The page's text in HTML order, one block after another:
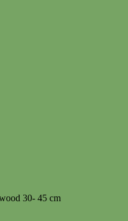
30- 45 cm